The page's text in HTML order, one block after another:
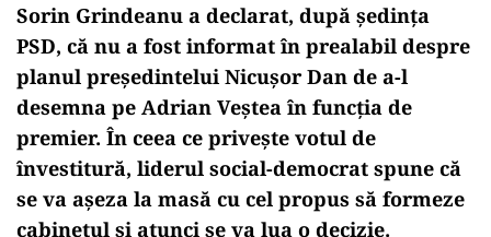
Sorin Grindeanu a declarat, după ședința
PSD, că nu a fost informat în prealabil despre
planul președintelui Nicușor Dan de a-l
desemna pe Adrian Veștea în funcția de
premier. În ceea ce privește votul de
învestitură, liderul social-democrat spune că
se va așeza la masă cu cel propus să formeze
cabinetul și atunci se va lua o decizie.